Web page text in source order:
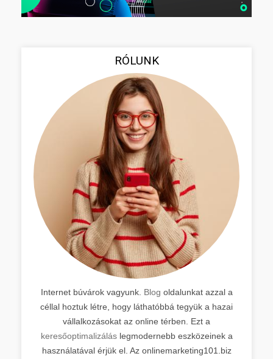
RÓLUNK
Internet búvárok vagyunk. Blog oldalunkat azzal a
céllal hoztuk létre, hogy láthatóbbá tegyük a hazai
vállalkozásokat az online térben. Ezt a
keresőoptimalizáláslegmodernebb eszközeinek a
használatával érjük el. Az onlinemarketing101.biz